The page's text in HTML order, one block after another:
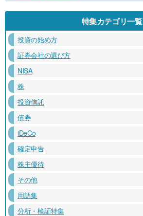
特集カテゴリ一覧
投資の始め方
証券会社の選び方
NISA
株
投資信託
債券
iDeCo
確定申告
株主優待
その他
用語集
分析・検証特集